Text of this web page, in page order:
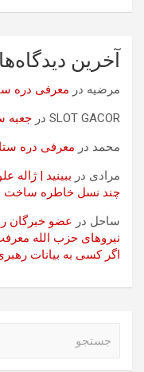
آخرین دیدگاه‌ها
مرضیه در معرفی دره
SLOT GACOR در جعبه
محمد در معرفی دره
مرادی در ببینید |
چند نسل خاطره ساخت
ساحل در عضو خبرگان
نیروهای حزب الله
اگر کسی به بیانات